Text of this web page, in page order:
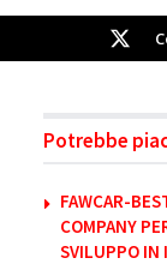
Potrebbe
FAWCAR-
COMPANY
SVILUPPO IN